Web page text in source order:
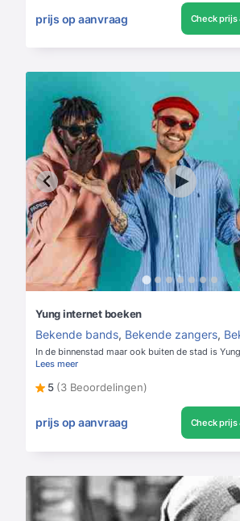
prijs op aanvraag Check prijs
Yung internet boeken
Bekende bands, Bekende zangers,
In de binnenstad maar ook buiten de stad is
Lees meer
5 (3 Beoordelingen)
prijs op aanvraag Check prijs